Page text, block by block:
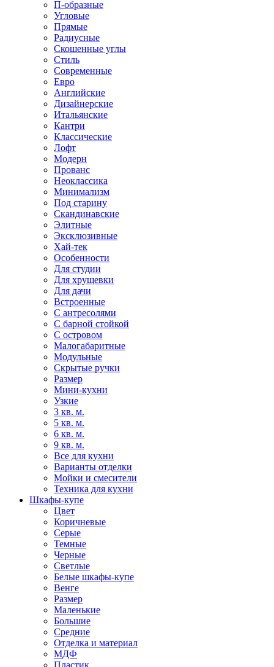
П-образные
Угловые
Прямые
Радиусные
Скошенные углы
Стиль
Современные
Евро
Английские
Дизайнерские
Итальянские
Кантри
Классические
Лофт
Модерн
Прованс
Неоклассика
Минимализм
Под старину
Скандинавские
Элитные
Эксклюзивные
Хай-тек
Особенности
Для студии
Для хрущевки
Для дачи
Встроенные
С антресолями
С барной стойкой
С островом
Малогабаритные
Модульные
Скрытые ручки
Размер
Мини-кухни
Узкие
3 кв. м.
5 кв. м.
6 кв. м.
9 кв. м.
Все для кухни
Варианты отделки
Мойки и смесители
Техника для кухни
Шкафы-купе
Цвет
Коричневые
Серые
Темные
Черные
Светлые
Белые шкафы-купе
Венге
Размер
Маленькие
Большие
Средние
Отделка и материал
МДФ
Пластик